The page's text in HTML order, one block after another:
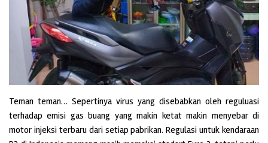
Teman teman… Sepertinya virus yang disebabkan oleh reguluasi
terhadap emisi gas buang yang makin ketat makin menyebar di
motor injeksi terbaru dari setiap pabrikan. Regulasi untuk kendaraan